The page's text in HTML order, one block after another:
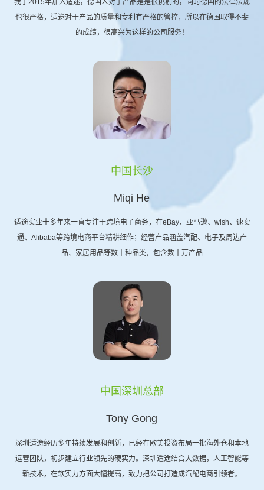
我于2015年加入适途，德国人对于产品是是很挑剔的，同时德国的法律法规
也很严格，适途对于产品的质量和专利有严格的管控，所以在德国取得不斐
的成绩，很高兴为这样的公司服务！
中国长沙
Miqi He
适途实业十多年来一直专注于跨境电子商务，在eBay、亚马逊、wish、速卖
通、Alibaba等跨境电商平台精耕细作；经营产品涵盖汽配、电子及周边产
品、家居用品等数十种品类，包含数十万产品
中国深圳总部
Tony Gong
深圳适途经历多年持续发展和创新，已经在欧美投资布局一批海外仓和本地
运营团队，初步建立行业领先的硬实力。深圳适途结合大数据，人工智能等
新技术，在软实力方面大幅提高，致力把公司打造成汽配电商引领者。